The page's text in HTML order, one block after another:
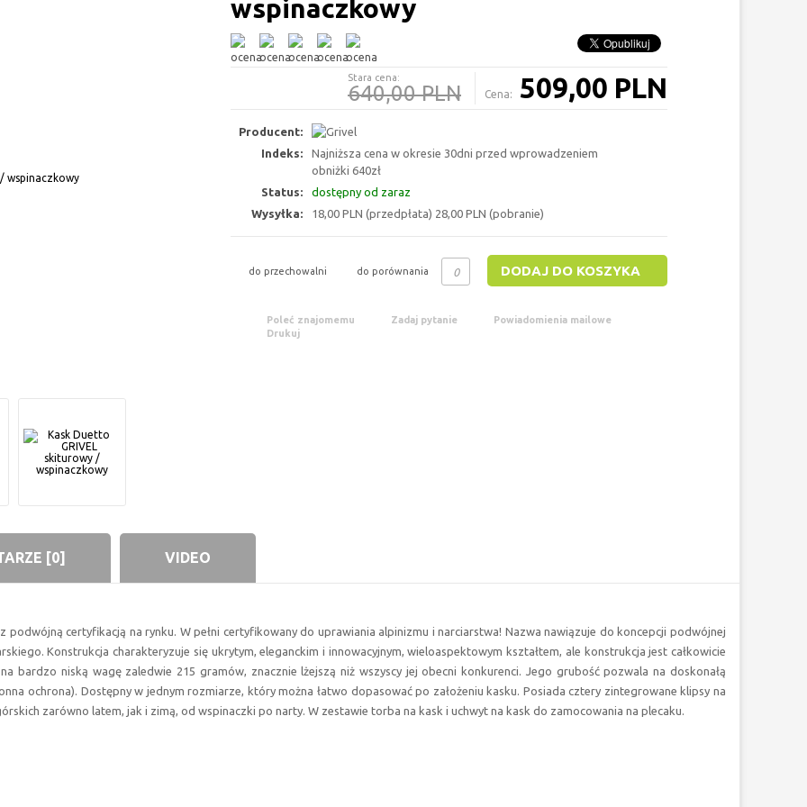
wspinaczkowy
Cena: 509,00 PLN
Stara cena:
640,00 PLN
Producent:
Indeks:
Najniższa cena w okresie 30dni przed wprowadzeniem
obniżki 640zł
Status:
dostępny od zaraz
Wysyłka:
18,00 PLN (przedpłata) 28,00 PLN (pobranie)
do przechowalni do porównania DODAJ DO KOSZYKA
Poleć znajomemu Zadaj pytanie
Powiadomienia mailowe
Drukuj
[0] VIDEO
podwójną certyfikacją na rynku. W pełni certyfikowany do uprawiania alpinizmu i narciarstwa! Nazwa nawiązuje do koncepcji podwójnej
Konstrukcja charakteryzuje się ukrytym, eleganckim i innowacyjnym, wieloaspektowym kształtem, ale konstrukcja jest całkowicie
bardzo niską wagę zaledwie 215 gramów, znacznie lżejszą niż wszyscy jej obecni konkurenci. Jego grubość pozwala na doskonałą
ochrona). Dostępny w jednym rozmiarze, który można łatwo dopasować po założeniu kasku. Posiada cztery zintegrowane klipsy na
zarówno latem, jak i zimą, od wspinaczki po narty. W zestawie torba na kask i uchwyt na kask do zamocowania na plecaku.